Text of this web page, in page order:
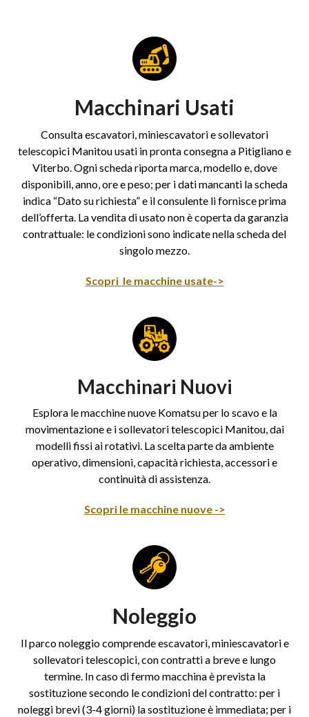
Macchinari Usati
Consulta escavatori, miniescavatori e sollevatori
telescopici Manitou usati in pronta consegna a Pitigliano e
Viterbo. Ogni scheda riporta marca, modello e, dove
disponibili, anno, ore e peso; per i dati mancanti la scheda
indica “Dato su richiesta” e il consulente li fornisce prima
dell’offerta. La vendita di usato non è coperta da garanzia
contrattuale: le condizioni sono indicate nella scheda del
singolo mezzo.
Scopri le macchine usate->
Macchinari Nuovi
Esplora le macchine nuove Komatsu per lo scavo e la
movimentazione e i sollevatori telescopici Manitou, dai
modelli fissi ai rotativi. La scelta parte da ambiente
operativo, dimensioni, capacità richiesta, accessori e
continuità di assistenza.
Scopri le macchine nuove ->
Noleggio
Il parco noleggio comprende escavatori, miniescavatori e
sollevatori telescopici, con contratti a breve e lungo
termine. In caso di fermo macchina è prevista la
sostituzione secondo le condizioni del contratto: per i
noleggi brevi (3-4 giorni) la sostituzione è immediata; per i